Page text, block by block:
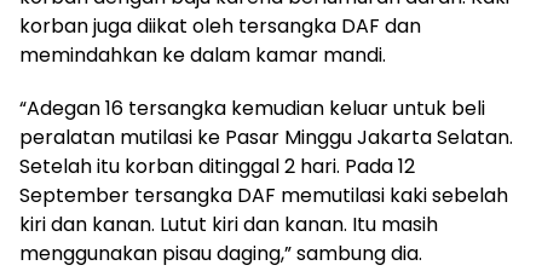
korban juga diikat oleh tersangka DAF dan
memindahkan ke dalam kamar mandi.
“Adegan 16 tersangka kemudian keluar untuk beli
peralatan mutilasi ke Pasar Minggu Jakarta Selatan.
Setelah itu korban ditinggal 2 hari. Pada 12
September tersangka DAF memutilasi kaki sebelah
kiri dan kanan. Lutut kiri dan kanan. Itu masih
menggunakan pisau daging,” sambung dia.